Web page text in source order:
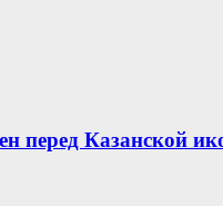
перед Казанской